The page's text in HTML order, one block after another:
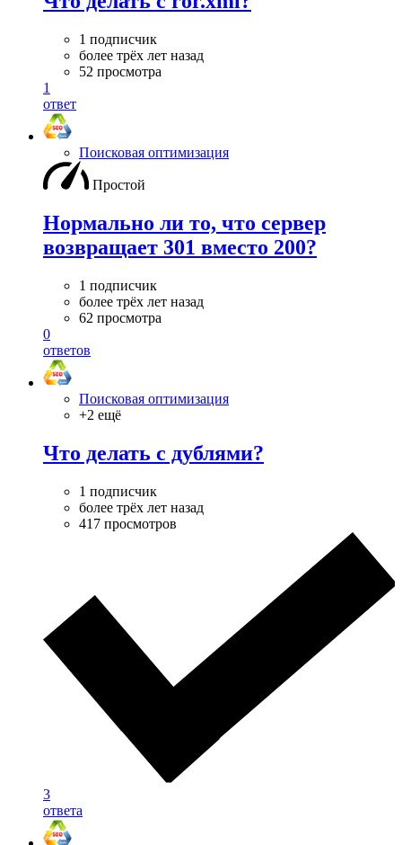
1 подписчик
более трёх лет назад
52 просмотра
1
ответ
Поисковая оптимизация
Простой
Нормально ли то, что сервер
возвращает 301 вместо 200?
1 подписчик
более трёх лет назад
62 просмотра
0
ответов
Поисковая оптимизация
+2 ещё
Что делать с дублями?
1 подписчик
более трёх лет назад
417 просмотров
3
ответа